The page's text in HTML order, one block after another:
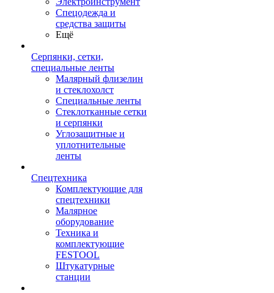
Спецодежда и
средства защиты
Ещё
Серпянки, сетки,
специальные ленты
Малярный флизелин
и стеклохолст
Специальные ленты
Стеклотканные сетки
и серпянки
Углозащитные и
уплотнительные
ленты
Спецтехника
Комплектующие для
спецтехники
Малярное
оборудование
Техника и
комплектующие
FESTOOL
Штукатурные
станции